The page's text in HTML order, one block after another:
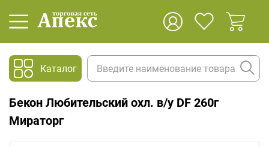
Каталог
Бекон Любительский охл. в/у DF 260г
Мираторг